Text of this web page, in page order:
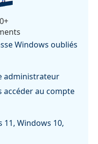
Windows oubliés
administrateur
accéder au compte
11, Windows 10,